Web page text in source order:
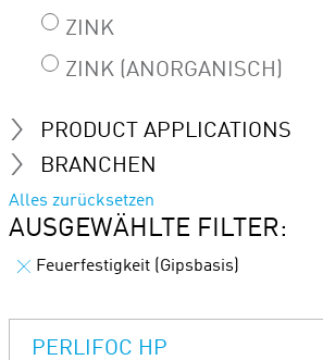
ZINK
ZINK (ANORGANISCH)
PRODUCT APPLICATIONS
BRANCHEN
Alles zurücksetzen
AUSGEWÄHLTE FILTER:
Feuerfestigkeit (Gipsbasis)
PERLIFOC HP